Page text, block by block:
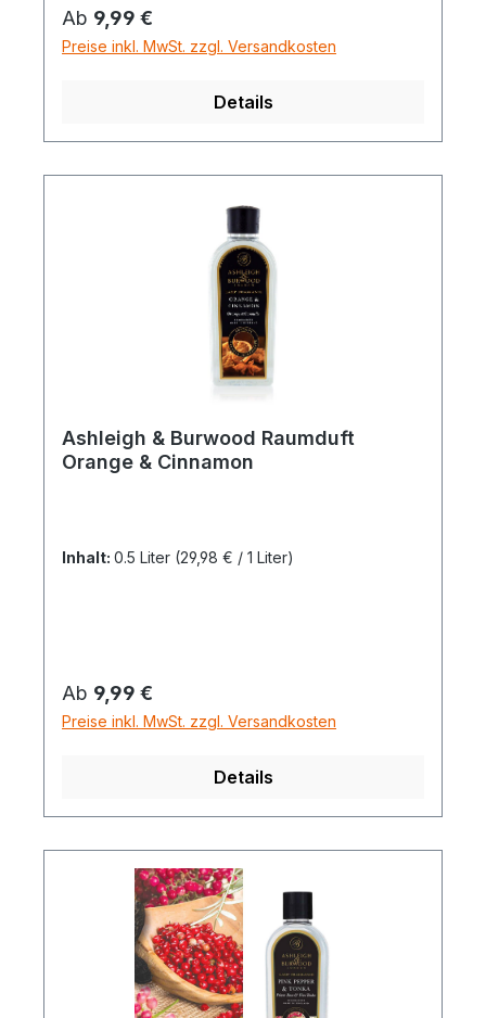
Regulärer Preis:
Ab 9,99 €
Preise inkl. MwSt. zzgl. Versandkosten
Details
Ashleigh & Burwood Raumduft
Orange & Cinnamon
Inhalt: 0.5 Liter (29,98 € / 1 Liter)
Regulärer Preis:
Ab 9,99 €
Preise inkl. MwSt. zzgl. Versandkosten
Details